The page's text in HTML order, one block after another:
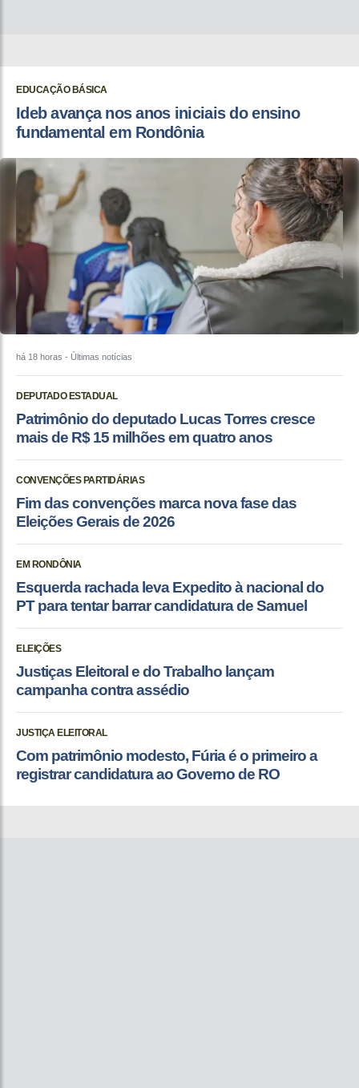
EDUCAÇÃO BÁSICA
Ideb avança nos anos iniciais do ensino
fundamental em Rondônia
há 18 horas - Últimas notícias
DEPUTADO ESTADUAL
Patrimônio do deputado Lucas Torres cresce
mais de R$ 15 milhões em quatro anos
CONVENÇÕES PARTIDÁRIAS
Fim das convenções marca nova fase das
Eleições Gerais de 2026
EM RONDÔNIA
Esquerda rachada leva Expedito à nacional do
PT para tentar barrar candidatura de Samuel
ELEIÇÕES
Justiças Eleitoral e do Trabalho lançam
campanha contra assédio
JUSTIÇA ELEITORAL
Com patrimônio modesto, Fúria é o primeiro a
registrar candidatura ao Governo de RO